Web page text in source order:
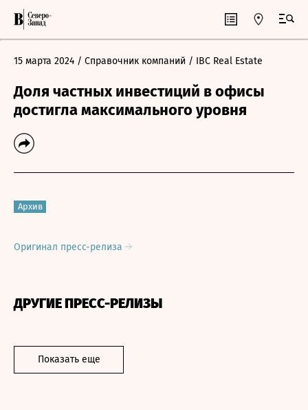
15 марта 2024 / Справочник компаний / IBC Real Estate
Доля частных инвестиций в офисы
достигла максимального уровня
Архив
Оригинал пресс-релиза
ДРУГИЕ ПРЕСС-РЕЛИЗЫ
Показать еще